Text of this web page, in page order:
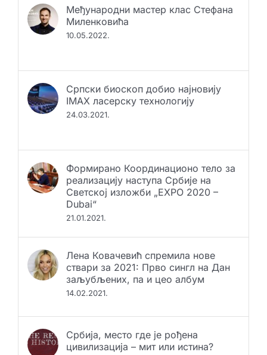
Међународни мастер клас Стефана
Миленковића
10.05.2022.
Српски биоскоп добио најновију
IMAX ласерску технологију
24.03.2021.
Формирано Координационо тело за
реализацију наступа Србије на
Светској изложби „EXPO 2020 –
Dubai“
21.01.2021.
Лена Ковачевић спремила нове
ствари за 2021: Прво сингл на Дан
заљубљених, па и цео албум
14.02.2021.
Србија, место где је рођена
цивилизација – мит или истина?